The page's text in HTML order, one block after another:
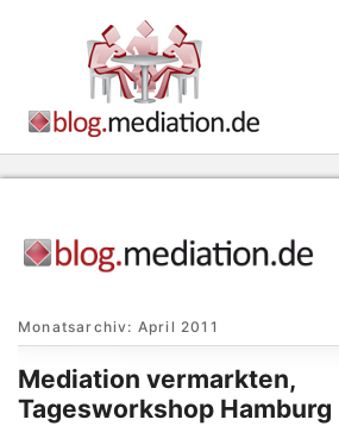
Monatsarchiv: April 2011
Mediation vermarkten,
Tagesworkshop Hamburg